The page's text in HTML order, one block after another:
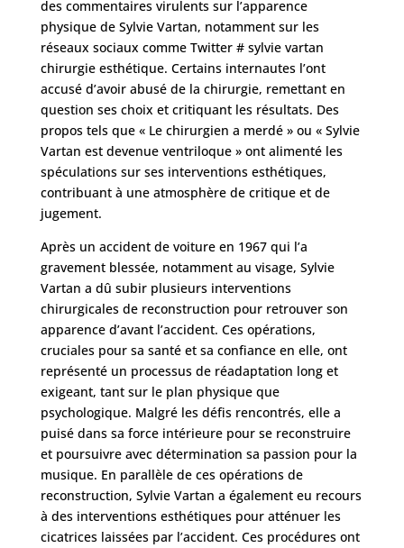
Nos
cliniques
Nos
articles
Avant
/
Après
Gratuit
des commentaires virulents sur l’apparence
physique de Sylvie Vartan, notamment sur les
réseaux sociaux comme Twitter # sylvie vartan
chirurgie esthétique. Certains internautes l’ont
accusé d’avoir abusé de la chirurgie, remettant en
question ses choix et critiquant les résultats. Des
propos tels que « Le chirurgien a merdé » ou « Sylvie
Vartan est devenue ventriloque » ont alimenté les
spéculations sur ses interventions esthétiques,
contribuant à une atmosphère de critique et de
jugement.
Après un accident de voiture en 1967 qui l’a
gravement blessée, notamment au visage, Sylvie
Vartan a dû subir plusieurs interventions
chirurgicales de reconstruction pour retrouver son
apparence d’avant l’accident. Ces opérations,
cruciales pour sa santé et sa confiance en elle, ont
représenté un processus de réadaptation long et
exigeant, tant sur le plan physique que
psychologique. Malgré les défis rencontrés, elle a
puisé dans sa force intérieure pour se reconstruire
et poursuivre avec détermination sa passion pour la
musique. En parallèle de ces opérations de
reconstruction, Sylvie Vartan a également eu recours
à des interventions esthétiques pour atténuer les
cicatrices laissées par l’accident. Ces procédures ont